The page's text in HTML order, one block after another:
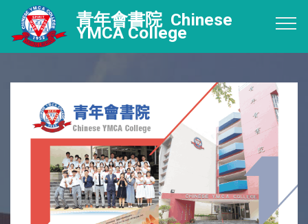
青年會書院 Chinese
YMCA College